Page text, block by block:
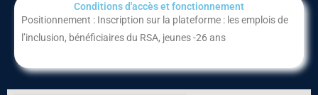
Conditions d'accès et fonctionnement​
Positionnement : Inscription sur la plateforme : les emplois de
l’inclusion, bénéficiaires du RSA, jeunes -26 ans